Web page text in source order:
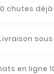
chutes
en ligne